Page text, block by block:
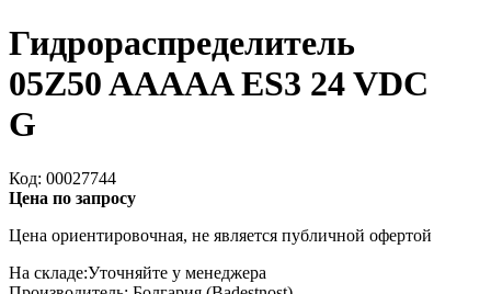
Гидрораспределитель
05Z50 AAAAA ES3 24 VDC
G
Код: 00027744
Цена по запросу
Цена ориентировочная, не является публичной офертой
На складе:Уточняйте у менеджера